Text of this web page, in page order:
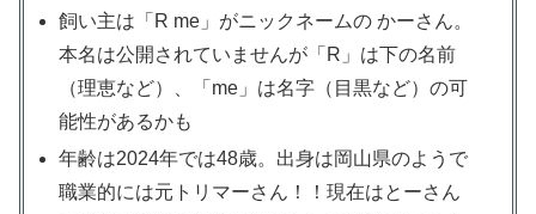
飼い主は「R me」がニックネームの かーさん。
本名は公開されていませんが「R」は下の名前
（理恵など）、「me」は名字（目黒など）の可
能性があるかも
年齢は2024年では48歳。出身は岡山県のようで
職業的には元トリマーさん！！現在はとーさん